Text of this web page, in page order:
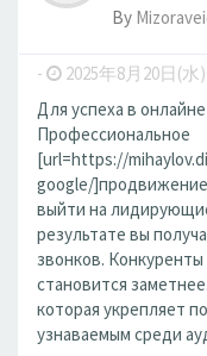
By
- 2025年8月20日(水)
Для успеха в
Профессиональное
[url=https://
google/]продвижение
выйти на
результате вы
звонков.
становится
которая укрепляет
узнаваемым среди